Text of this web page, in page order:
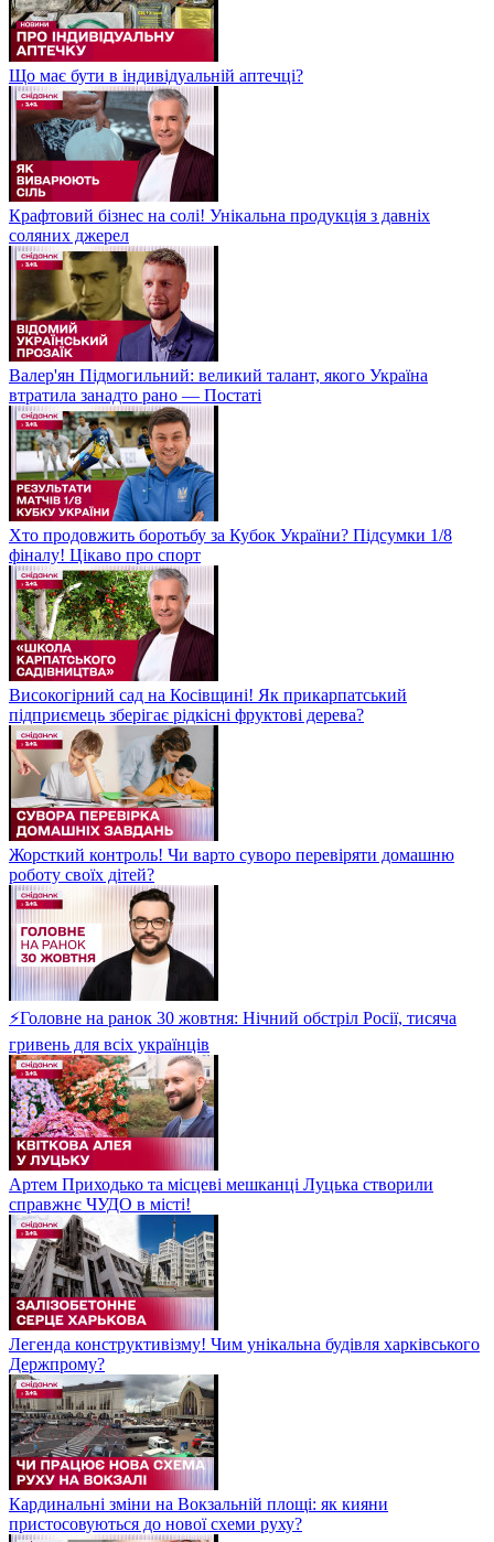
Що має бути в індивідуальній аптечці?
Крафтовий бізнес на солі! Унікальна продукція з давніх
соляних джерел
Валер'ян Підмогильний: великий талант, якого Україна
втратила занадто рано — Постаті
Хто продовжить боротьбу за Кубок України? Підсумки 1/8
фіналу! Цікаво про спорт
Високогірний сад на Косівщині! Як прикарпатський
підприємець зберігає рідкісні фруктові дерева?
Жорсткий контроль! Чи варто суворо перевіряти домашню
роботу своїх дітей?
⚡Головне на ранок 30 жовтня: Нічний обстріл Росії, тисяча
гривень для всіх українців
Артем Приходько та місцеві мешканці Луцька створили
справжнє ЧУДО в місті!
Легенда конструктивізму! Чим унікальна будівля харківського
Держпрому?
Кардинальні зміни на Вокзальній площі: як кияни
пристосовуються до нової схеми руху?